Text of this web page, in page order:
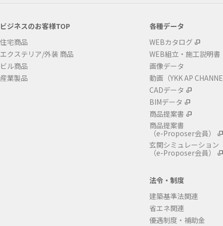
ビジネスのお客様TOP
住宅商品
エクステリア/外装 商品
ビル商品
産業製品
各種データ
WEBカタログ
WEB組立・施工説明書
画像データ
動画（YKK AP
CADデータ
BIMデータ
商品提案書
商品提案書
（e-Proposer会員）
玄関シミュレーション
（e-Proposer会員）
法令・制度
建築基準法関連
省エネ関連
優遇制度・補助金